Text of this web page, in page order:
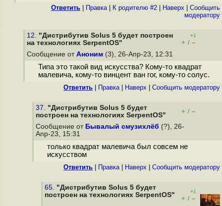
Ответить Правка| К родителю #2 Наверх
Cообщить
модератору
12. "Дистрибутив Solus 5 будет построен
на технологиях SerpentOS"
+1
+ / –
Сообщение от Аноним (3), 26-Апр-23, 12:31
Типа это такой вид искусства? Кому-то квадрат
малевича, кому-то винцент ван гог, кому-то солус.
Ответить Правка| Наверх Cообщить модератору
37. "Дистрибутив Solus 5 будет
построен на технологиях SerpentOS"
+ / –
Сообщение от Бывалый смузихлёб (?), 26-
Апр-23, 15:31
только квадрат малевича был совсем не
искусством
Ответить Правка| Наверх Cообщить модератору
65. "Дистрибутив Solus 5 будет
построен на технологиях SerpentOS"
+1
+ / –